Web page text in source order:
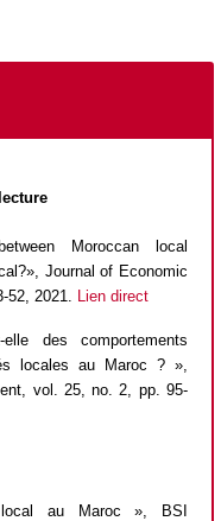
Moroccan local
Journal of Economic
52, 2021.
Lien direct
des comportements
locales au Maroc ? »,
vol. 25, no. 2, pp. 95-
au Maroc », BSI